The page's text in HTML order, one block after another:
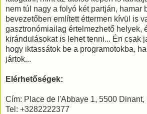
nem túl nagy a folyó két partján, hamar
bevezetőben említett éttermen kívül is
gasztronómiailag értelmezhető helyek,
kirándulásokat is lehet tenni... Én csak
hogy iktassátok be a programotokba,
jártok...
Elérhetőségek:
Cím: Place de l'Abbaye 1, 5500 Dinant,
Tel: +3282222377